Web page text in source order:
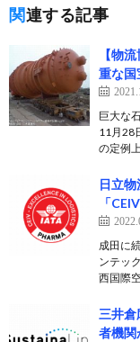
関連する記事
【物
重な国
巨大な
11月28
の定例
日立
「
成田に
ンテッ
西国際
三井
者機関